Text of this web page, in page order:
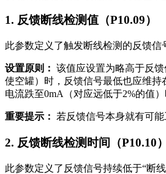
1. 反馈断线检测值（P10.09）
此参数定义了触发断线检测的反馈信
设置原则： 该值应设置为略高于反
使空罐）时，反馈信号最低也应维持
电流跌至0mA（对应远低于2%的值
重要提示： 若反馈信号本身就有可
2. 反馈断线检测时间（P10.10）
此参数定义了反馈信号持续低于“断